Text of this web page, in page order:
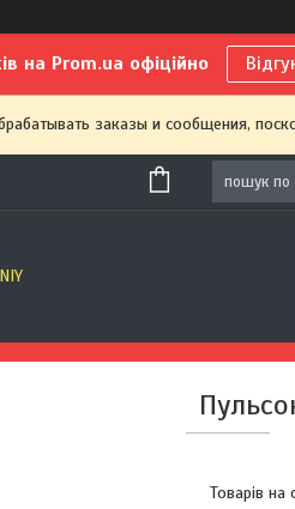
на Prom.ua офіційно
заказы и сообщения,